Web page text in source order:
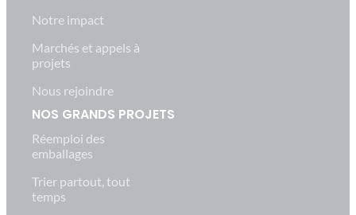
Notre impact
Marchés et appels à
projets
Nous rejoindre
NOS GRANDS PROJETS
Réemploi des
emballages
Trier partout, tout
temps